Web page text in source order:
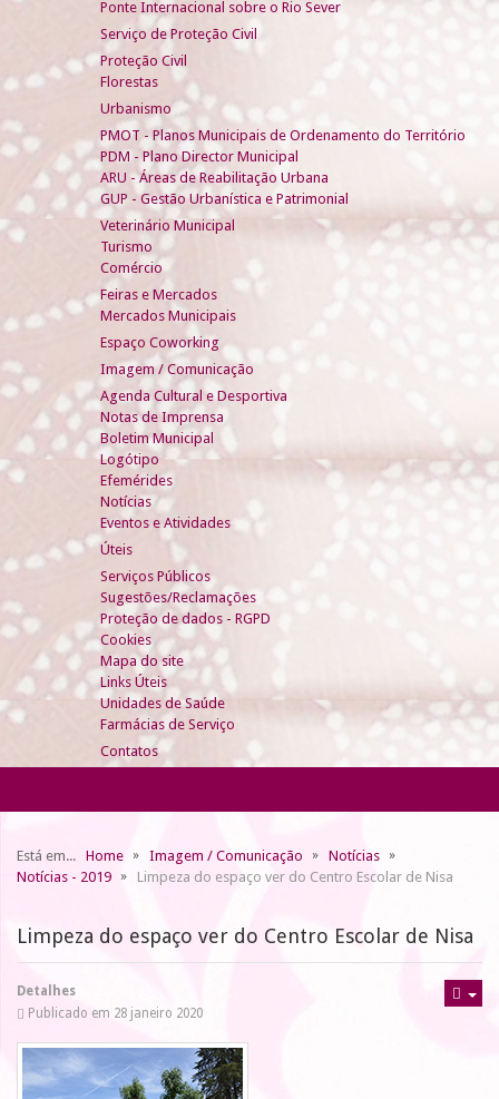
Ponte Internacional sobre o Rio Sever
Serviço de Proteção Civil
Proteção Civil
Florestas
Urbanismo
PMOT - Planos Municipais de Ordenamento do Território
PDM - Plano Director Municipal
ARU - Áreas de Reabilitação Urbana
GUP - Gestão Urbanística e Patrimonial
Veterinário Municipal
Turismo
Comércio
Feiras e Mercados
Mercados Municipais
Espaço Coworking
Imagem / Comunicação
Agenda Cultural e Desportiva
Notas de Imprensa
Boletim Municipal
Logótipo
Efemérides
Notícias
Eventos e Atividades
Úteis
Serviços Públicos
Sugestões/Reclamações
Proteção de dados - RGPD
Cookies
Mapa do site
Links Úteis
Unidades de Saúde
Farmácias de Serviço
Contatos
Está em... Home Imagem / Comunicação
Notícias
Notícias - 2019
Limpeza do espaço ver do Centro Escolar de Nisa
Limpeza do espaço ver do Centro Escolar de Nisa
Detalhes
Publicado em 28 janeiro 2020